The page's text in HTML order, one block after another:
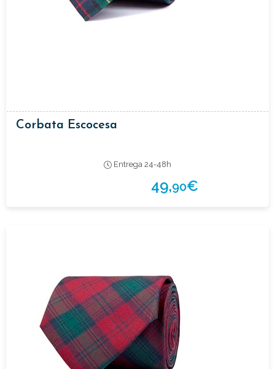
Corbata Escocesa
Entrega 24-48h
49,90€